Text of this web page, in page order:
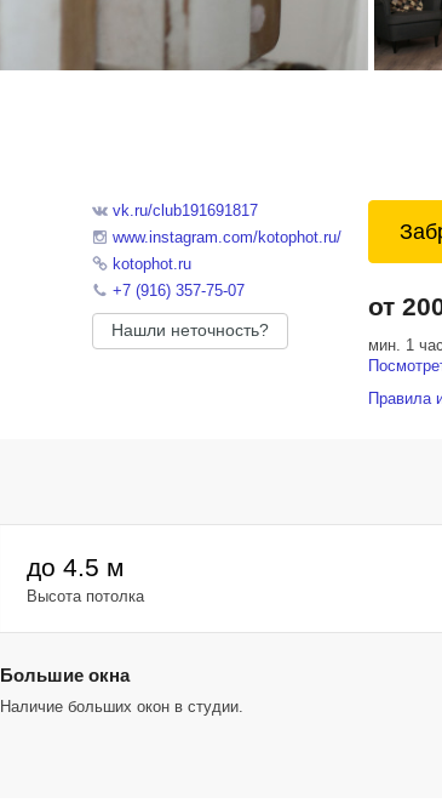
от
мин. 1 час
Правила
vk.ru/club191691817
www.instagram.com/kotophot.ru/
kotophot.ru
+7 (916) 357-75-07
Нашли неточность?
до 4.5 м
Высота потолка
Большие окна
Наличие больших окон в студии.